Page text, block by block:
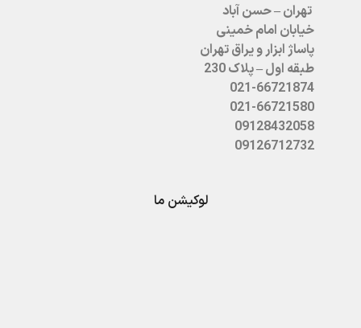
تهران – حسن آباد
خیابان امام خمینی
پاساژ ابزار و یراق تهران
طبقه اول – پلاک 230
021-66721874
021-66721580
09128432058
09126712732
لوکیشن ما